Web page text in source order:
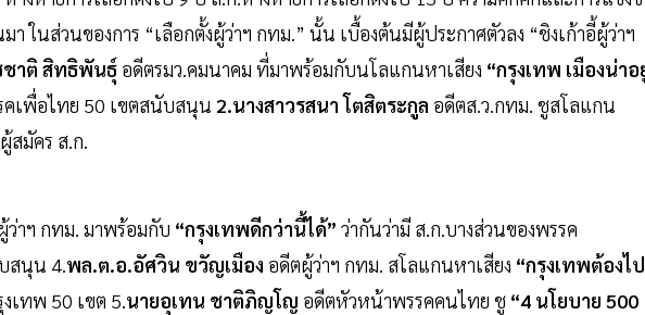
ในส่วนของการ “เลือกตั้งผู้ว่าฯ กทม.” นั้น เบื้องต้นมีผู้ประกาศตัวลง “ชิงเก้าอี้ผู้ว่าฯ
าติ สิทธิพันธุ์ อดีตรมว.คมนาคม ที่มาพร้อมกับนโลแกนหาเสียง “กรุงเทพ เมืองน่าอ
คเพื่อไทย 50 เขตสนับสนุน 2.นางสาวรสนา โตสิตระกูล อดีตส.ว.กทม. ชูสโลแกน
สมัคร ส.ก.
ว่าฯ กทม. มาพร้อมกับ “กรุงเทพดีกว่านี้ได้” ว่ากันว่ามี ส.ก.บางส่วนของพรรค
สนุน 4.พล.ต.อ.อัศวิน ขวัญเมือง อดีตผู้ว่าฯ กทม. สโลแกนหาเสียง “กรุงเทพต้องไป
เทพ 50 เขต 5.นายอุเทน ชาติภิญโญ อดีตหัวหน้าพรรคคนไทย ชู “4 นโยบาย 500